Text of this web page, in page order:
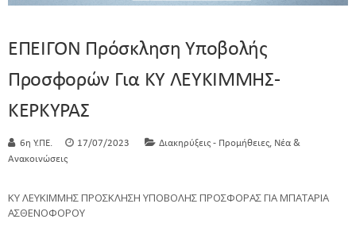
ΕΠΕΙΓΟΝ Πρόσκληση Υποβολής
Προσφορών Για ΚΥ ΛΕΥΚΙΜΜΗΣ-
ΚΕΡΚΥΡΑΣ
6η Υ.ΠΕ. 17/07/2023 Διακηρύξεις - Προμήθειες, Νέα &
Ανακοινώσεις
ΚΥ ΛΕΥΚΙΜΜΗΣ ΠΡΟΣΚΛΗΣΗ ΥΠΟΒΟΛΗΣ ΠΡΟΣΦΟΡΑΣ ΓΙΑ ΜΠΑΤΑΡΙΑ
ΑΣΘΕΝΟΦΟΡΟΥ